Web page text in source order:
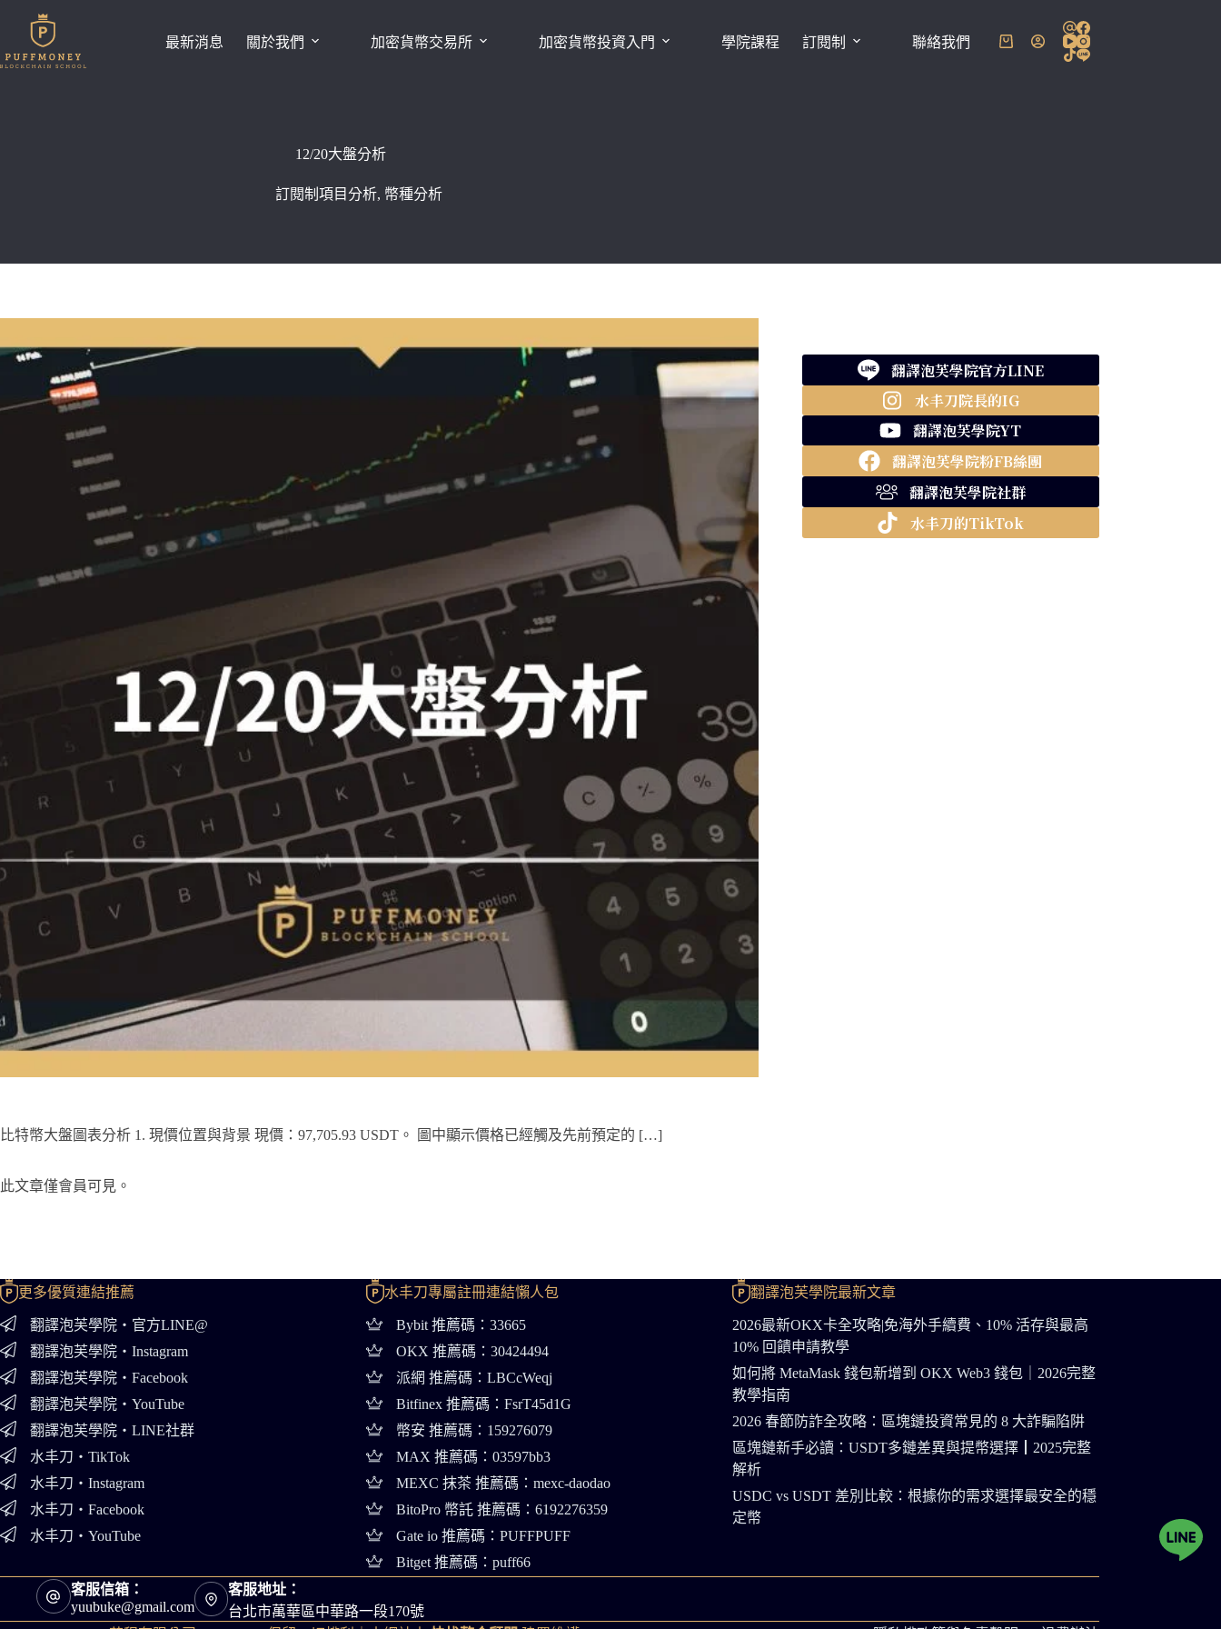
主
最新消息 關於我們 加密貨幣交易所 加密貨幣投資入門 學院課程 訂閱制 聯絡我們
購
12/20大盤分析
訂閱制項目分析, 幣種分析
比特幣大盤圖表分析 1. 現價位置與背景 現價：97,705.93 USDT。 圖中顯示價格已經觸及先前預定的 […]
此文章僅會員可見。
翻譯泡芙學院官方LINE
水丰刀院長的IG
翻譯泡芙學院YT
翻譯泡芙學院粉FB絲團
翻譯泡芙學院社群
水丰刀的TikTok
更多優質連結推薦
翻譯泡芙學院・官方LINE@
翻譯泡芙學院・Instagram
翻譯泡芙學院・Facebook
翻譯泡芙學院・YouTube
翻譯泡芙學院・LINE社群
水丰刀・TikTok
水丰刀・Instagram
水丰刀・Facebook
水丰刀・YouTube
水丰刀專屬註冊連結懶人包
Bybit 推薦碼：33665
OKX 推薦碼：30424494
派網 推薦碼：LBCcWeqj
Bitfinex 推薦碼：FsrT45d1G
幣安 推薦碼：159276079
MAX 推薦碼：03597bb3
MEXC 抹茶 推薦碼：mexc-daodao
BitoPro 幣託 推薦碼：6192276359
Gate io 推薦碼：PUFFPUFF
Bitget 推薦碼：puff66
翻譯泡芙學院最新文章
2026最新OKX卡全攻略|免海外手續費、10% 活存與最高
10% 回饋申請教學
如何將 MetaMask 錢包新增到 OKX Web3 錢包｜2026完整
教學指南
2026 春節防詐全攻略：區塊鏈投資常見的 8 大詐騙陷阱
區塊鏈新手必讀：USDT多鏈差異與提幣選擇┃2025完整
解析
USDC vs USDT 差別比較：根據你的需求選擇最安全的穩
定幣
客服信箱：
yuubuke@gmail.com
客服地址：
台北市萬華區中華路一段170號